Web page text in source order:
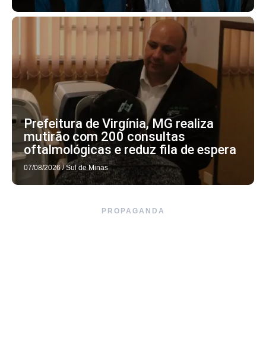
Prefeitura de Virgínia, MG realiza
mutirão com 200 consultas
oftalmológicas e reduz fila de espera
07/08/2026 / Sul de Minas
PROPAGANDA